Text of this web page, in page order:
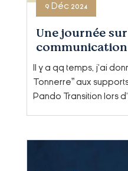
Une journée
Transition,
en écologie
9 Déc 2024
Il y a qq temps, j'ai
Tonnerre” aux
Pando Transition lors